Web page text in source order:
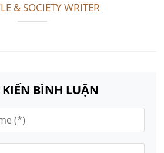
& SOCIETY WRITER
BÌNH LUẬN